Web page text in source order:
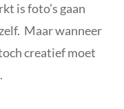
is foto’s gaan
Maar wanneer
creatief moet